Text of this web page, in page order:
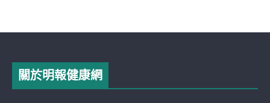
關於明報健康網